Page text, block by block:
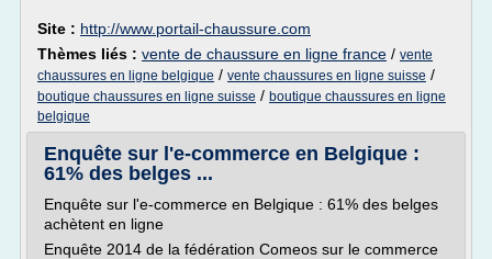
Site : http://www.portail-chaussure.com
Thèmes liés : vente de chaussure en ligne france / vente
chaussures en ligne belgique / vente chaussures en ligne suisse /
boutique chaussures en ligne suisse / boutique chaussures en ligne
belgique
Enquête sur l'e-commerce en Belgique :
61% des belges ...
Enquête sur l'e-commerce en Belgique : 61% des belges
achètent en ligne
Enquête 2014 de la fédération Comeos sur le commerce